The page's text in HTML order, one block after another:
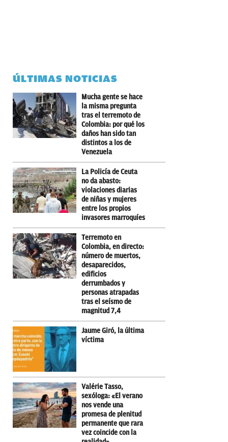
ÚLTIMAS NOTICIAS
Mucha gente se hace
la misma pregunta
tras el terremoto de
Colombia: por qué los
daños han sido tan
distintos a los de
Venezuela
La Policía de Ceuta
no da abasto:
violaciones diarias
de niñas y mujeres
entre los propios
invasores marroquíes
Terremoto en
Colombia, en directo:
número de muertos,
desaparecidos,
edificios
derrumbados y
personas atrapadas
tras el seísmo de
magnitud 7,4
Jaume Giró, la última
víctima
Valérie Tasso,
sexóloga: «El verano
nos vende una
promesa de plenitud
permanente que rara
vez coincide con la